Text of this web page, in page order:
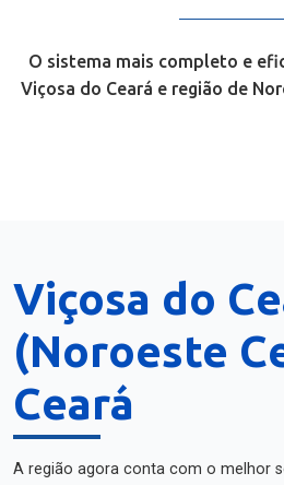
O sistema mais completo e
Viçosa do Ceará e região de
Viçosa do
(Noroeste
Ceará
A região agora conta com o melhor